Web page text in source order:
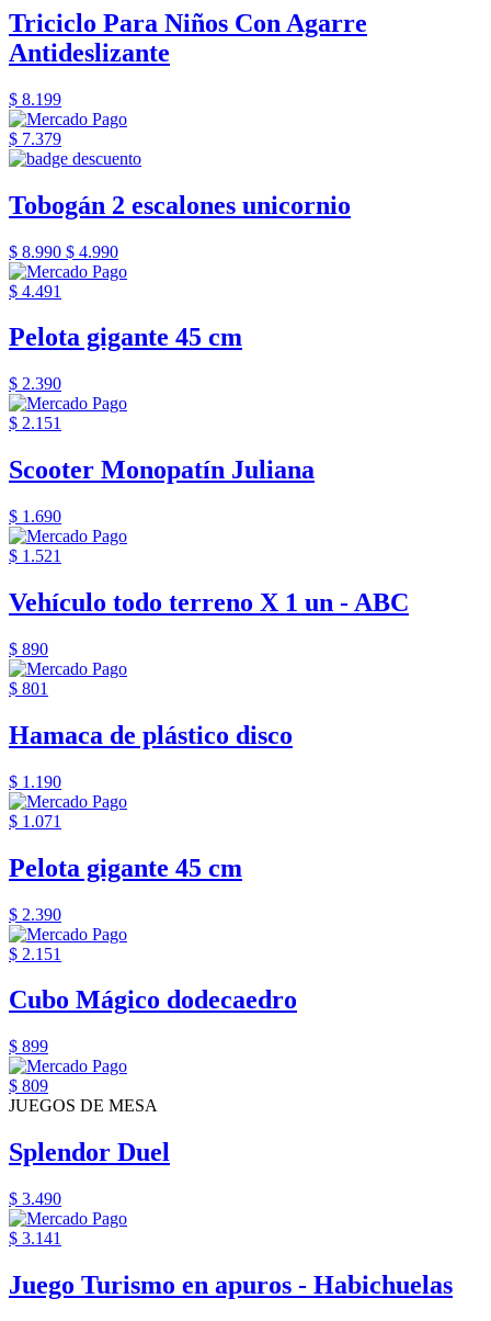
Triciclo Para Niños Con Agarre
Antideslizante
$ 8.199
$ 7.379
Tobogán 2 escalones unicornio
$ 8.990 $ 4.990
$ 4.491
Pelota gigante 45 cm
$ 2.390
$ 2.151
Scooter Monopatín Juliana
$ 1.690
$ 1.521
Vehículo todo terreno X 1 un - ABC
$ 890
$ 801
Hamaca de plástico disco
$ 1.190
$ 1.071
Pelota gigante 45 cm
$ 2.390
$ 2.151
Cubo Mágico dodecaedro
$ 899
$ 809
JUEGOS DE MESA
Splendor Duel
$ 3.490
$ 3.141
Juego Turismo en apuros - Habichuelas